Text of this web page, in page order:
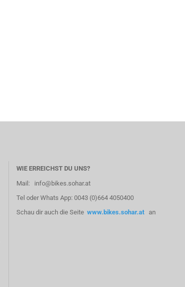
WIE ERREICHST DU UNS?
Mail: info@bikes.sohar.at
Tel oder Whats App: 0043 (0)664 4050400
Schau dir auch die Seite www.bikes.sohar.at an